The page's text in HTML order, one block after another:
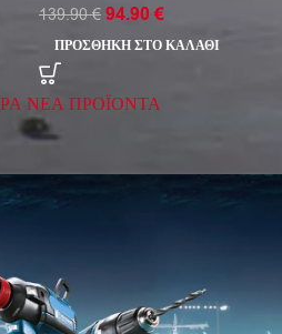
139.90€ 94.90 €
ΠΡΟΣΘΉΚΗ ΣΤΟ ΚΑΛΆΘΙ
ΝΕΑ ΠΡΟΪΟΝΤΑ